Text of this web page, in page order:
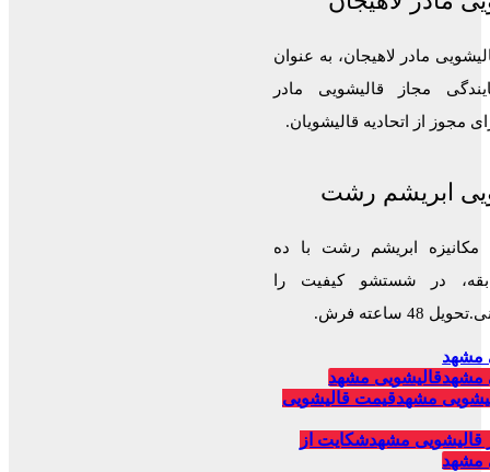
مادر لاهیجان، به عنوان
مجاز قالیشویی مادر
مجوز از اتحادیه قالیشویان.
ابریشم رشت
مکانیزه ابریشم رشت با ده
در شستشو کیفیت را
48 ساعته فرش.
مشهد
مشهدقالیشویی مشهد
مشهدقیمت قالیشویی
قالیشویی مشهدشکایت از
مشهد